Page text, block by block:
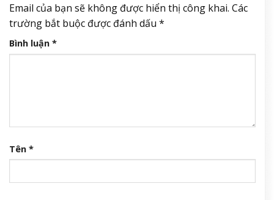
Email của bạn sẽ không được hiển thị công khai. Các
trường bắt buộc được đánh dấu *
Bình luận *
Tên *